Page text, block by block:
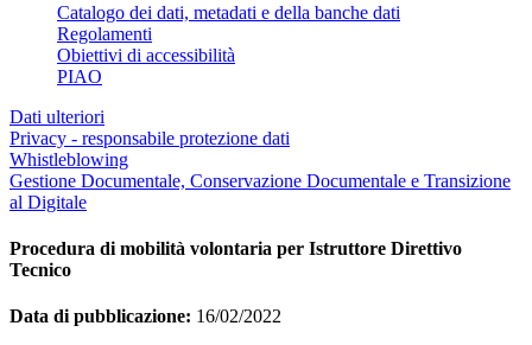
Catalogo dei dati, metadati e della banche dati
Regolamenti
Obiettivi di accessibilità
PIAO
Dati ulteriori
Privacy - responsabile protezione dati
Whistleblowing
Gestione Documentale, Conservazione Documentale e Transizione
al Digitale
Procedura di mobilità volontaria per Istruttore Direttivo
Tecnico
Data di pubblicazione: 16/02/2022